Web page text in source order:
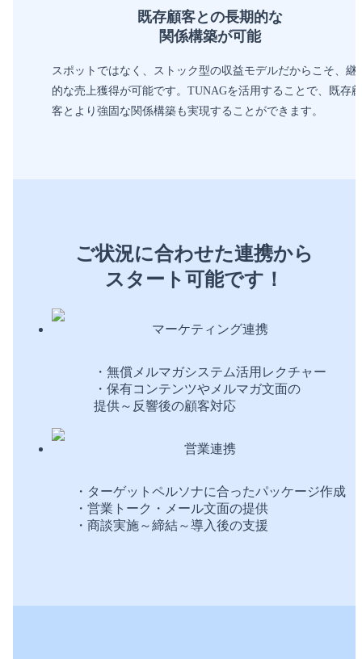
既存顧客との長期的な
関係構築が可能
スポットではなく、ストック型の収益モデルだからこそ、継
的な売上獲得が可能です。TUNAGを活用することで、既存顧
客とより強固な関係構築も実現することができます。
ご状況に合わせた連携から
スタート可能です！
マーケティング連携
・無償メルマガシステム活用レクチャー
・保有コンテンツやメルマガ文面の
提供～反響後の顧客対応
営業連携
・ターゲットペルソナに合ったパッケージ作成
・営業トーク・メール文面の提供
・商談実施～締結～導入後の支援